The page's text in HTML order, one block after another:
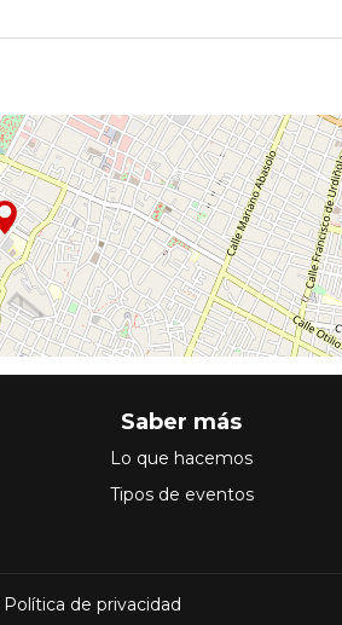
Saber más
Lo que hacemos
Tipos de eventos
Política de privacidad